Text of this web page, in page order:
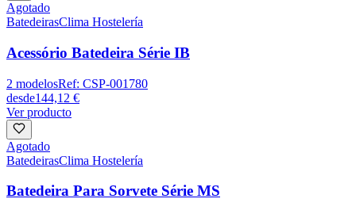
Agotado
BatedeirasClima Hostelería
Acessório Batedeira Série IB
2 modelosRef: CSP-001780
desde144,12 €
Ver producto
Agotado
BatedeirasClima Hostelería
Batedeira Para Sorvete Série MS